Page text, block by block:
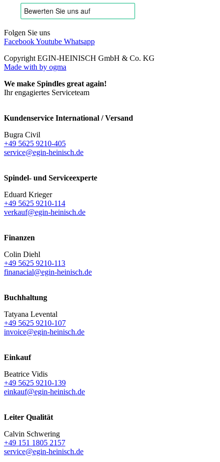
Folgen Sie uns
FacebookYoutube Whatsapp
Copyright EGIN-HEINISCH GmbH & Co. KG
Made with by ogma
We make Spindles great again!
Ihr engagiertes Serviceteam
Kundenservice International / Versand
Bugra Civil
+49 5625 9210-405
service@egin-heinisch.de
Spindel- und Serviceexperte
Eduard Krieger
+49 5625 9210-114
verkauf@egin-heinisch.de
Finanzen
Colin Diehl
+49 5625 9210-113
finanacial@egin-heinisch.de
Buchhaltung
Tatyana Levental
+49 5625 9210-107
invoice@egin-heinisch.de
Einkauf
Beatrice Vidis
+49 5625 9210-139
einkauf@egin-heinisch.de
Leiter Qualität
Calvin Schwering
+49 151 1805 2157
service@egin-heinisch.de